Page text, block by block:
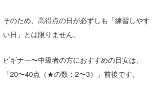
そのため、高得点の日が必ずしも「練習しやす
い日」とは限りません。
ビギナー〜中級者の方におすすめの目安は、
「20〜40点（★の数：2〜3）」前後です。